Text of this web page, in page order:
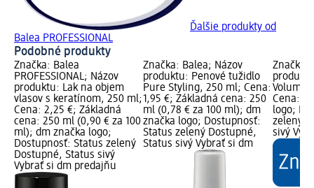
Ďalšie produkty od
Balea PROFESSIONAL
Podobné produkty
Značka: Balea
PROFESSIONAL; Názov
produktu: Lak na objem
vlasov s keratínom, 250 ml;
Cena: 2,25 €; Základná
cena: 250 ml (0,90 € za 100
ml); dm značka logo;
Dostupnosť: Status zelený
Dostupné, Status sivý
Vybrať si dm predajňu
Značka: Balea; Názov
produktu: Penové tužidlo
Pure Styling, 250 ml; Cena:
1,95 €; Základná cena: 250
ml (0,78 € za 100 ml); dm
značka logo; Dostupnosť:
Status zelený Dostupné,
Status sivý Vybrať si dm
Značka:
Cena:
logo;
zelený
sivý